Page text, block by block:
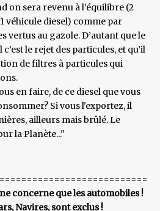
on sera revenu à l’équilibre (2
véhicule diesel) comme par
vertus au gazole. D’autant que le
le rejet des particules, et qu’il
de filtres à particules qui
en faire, de ce diesel que vous
Si vous l'exportez, il
ailleurs mais brûlé. Le
la Planète..."
concerne que les automobiles !
Navires, sont exclus !